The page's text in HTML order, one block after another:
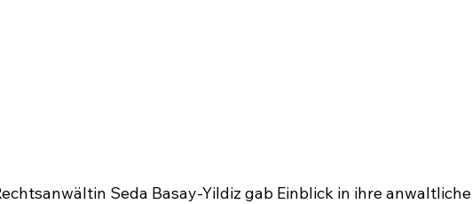
Seda Basay-Yildiz gab Einblick in ihre anwaltliche